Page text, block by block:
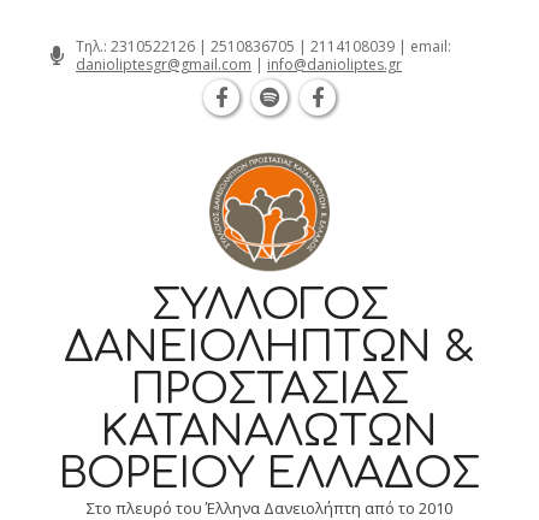
Τηλ.: 2310522126 | 2510836705 | 2114108039 | email:
danioliptesgr@gmail.com | info@danioliptes.gr
ΣΎΛΛΟΓΟΣ
ΔΑΝΕΙΟΛΗΠΤΏΝ &
ΠΡΟΣΤΑΣΊΑΣ
ΚΑΤΑΝΑΛΩΤΏΝ
ΒΟΡΕΊΟΥ ΕΛΛΆΔΟΣ
Στο πλευρό του Έλληνα Δανειολήπτη από το 2010